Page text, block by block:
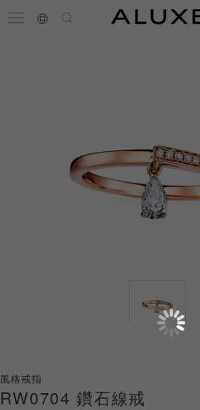
門市一覽
黃金金飾
風格戒指
RW0704 鑽石線戒